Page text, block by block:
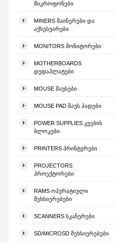
ᲛᲘᲙᲠᲝᲤᲝᲜᲔᲑᲘ
MINERS ᲛᲐᲘᲜᲔᲠᲔᲑᲘ ᲓᲐ
ᲐᲥᲡᲔᲡᲣᲐᲠᲔᲑᲘ
MONITORS ᲛᲝᲜᲘᲢᲝᲠᲔᲑᲘ
MOTHERBOARDS
ᲓᲔᲓᲐᲞᲚᲐᲢᲔᲑᲘ
MOUSE ᲛᲐᲣᲡᲔᲑᲘ
MOUSE PAD ᲛᲐᲣᲡ ᲞᲐᲓᲔᲑᲘ
POWER SUPPLIES ᲙᲕᲔᲑᲘᲡ
ᲑᲚᲝᲙᲔᲑᲘ
PRINTERS ᲞᲠᲘᲜᲢᲔᲠᲔᲑᲘ
PROJECTORS
ᲞᲠᲝᲔᲥᲢᲝᲠᲔᲑᲘ
RAMS ᲝᲞᲔᲠᲐᲢᲘᲣᲚᲘ
ᲛᲔᲮᲡᲘᲔᲠᲔᲑᲔᲑᲘ
SCANNERS ᲡᲙᲐᲜᲔᲠᲔᲑᲘ
SD/MICROSD ᲛᲔᲮᲡᲘᲔᲠᲔᲑᲔᲑᲘ